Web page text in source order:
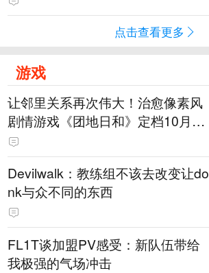
点击查看更多
游戏
让邻里关系再次伟大！治愈像素风
剧情游戏《团地日和》定档10月30
日发售
Devilwalk：教练组不该去改变让do
nk与众不同的东西
FL1T谈加盟PV感受：新队伍带给
我极强的气场冲击